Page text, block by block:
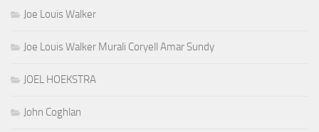
Joe Louis Walker
Joe Louis Walker Murali Coryell Amar Sundy
JOEL HOEKSTRA
John Coghlan